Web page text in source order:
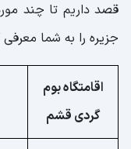
قصد داریم تا چند
جزیره را به شما
اقامتگاه بوم
گردی قشم